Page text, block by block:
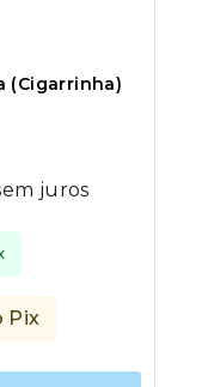
(Cigarrinha)
juros
Pix